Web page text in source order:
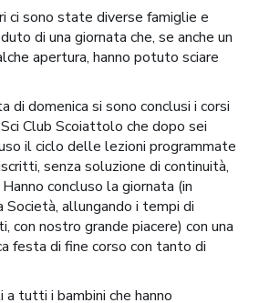
sono state diverse famiglie e
di una giornata che, se anche un
apertura, hanno potuto sciare
di domenica si sono conclusi i corsi
Club Scoiattolo che dopo sei
il ciclo delle lezioni programmate
senza soluzione di continuità,
concluso la giornata (in
Società, allungando i tempi di
con nostro grande piacere) con una
festa di fine corso con tanto di
tutti i bambini che hanno